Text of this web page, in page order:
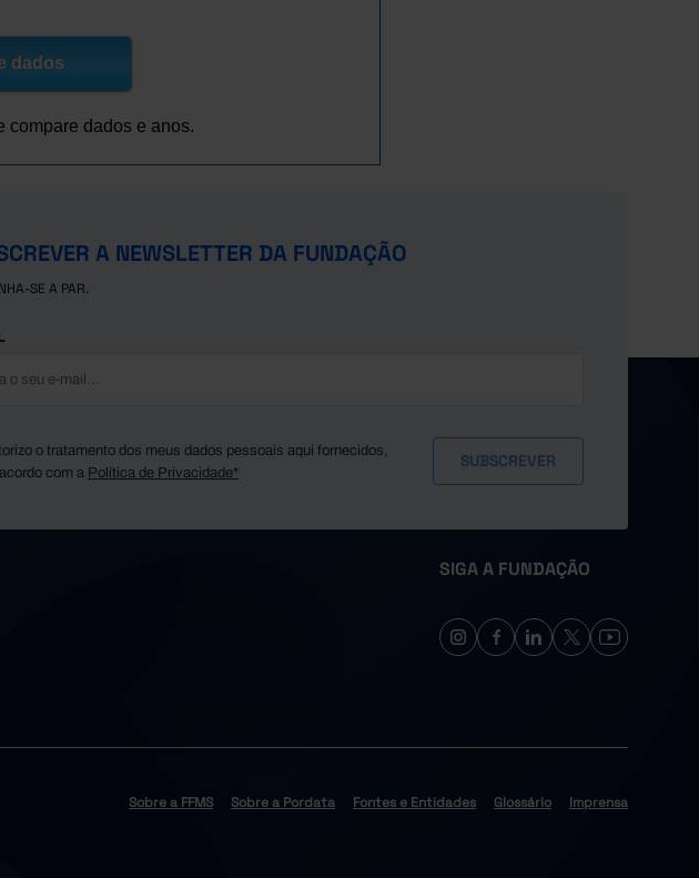
2.223,0
789,0
817,0
4.499,0
dados
compare dados e anos.
A NEWSLETTER DA FUNDAÇÃO
SE A PAR.
o tratamento dos meus dados pessoais aqui fornecidos,
com a Política de Privacidade*
SIGA A FUNDAÇÃO
Sobre a FFMS Sobre a Pordata Fontes e Entidades Glossário Imprensa